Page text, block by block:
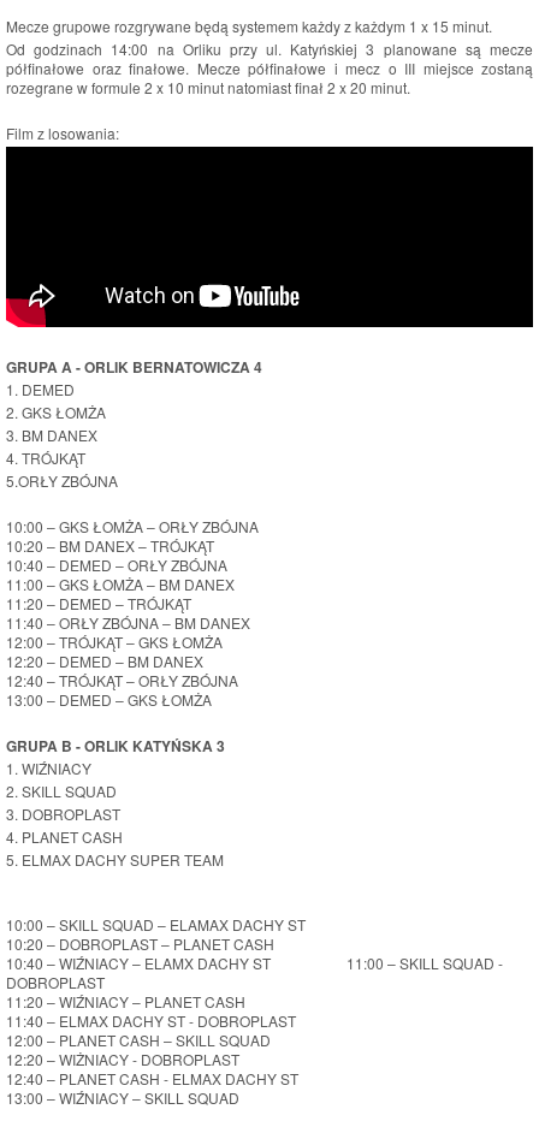
Mecze grupowe rozgrywane będą systemem każdy z każdym 1 x 15 minut.
Od godzinach 14:00 na Orliku przy ul. Katyńskiej 3 planowane są mecze
półfinałowe oraz finałowe. Mecze półfinałowe i mecz o III miejsce zostaną
rozegrane w formule 2 x 10 minut natomiast finał 2 x 20 minut.
Film z losowania:
GRUPA A - ORLIK BERNATOWICZA 4
1. DEMED
2. GKS ŁOMŻA
3. BM DANEX
4. TRÓJKĄT
5.ORŁY ZBÓJNA
10:00 – GKS ŁOMŻA – ORŁY ZBÓJNA
10:20 – BM DANEX – TRÓJKĄT
10:40 – DEMED – ORŁY ZBÓJNA
11:00 – GKS ŁOMŻA – BM DANEX
11:20 – DEMED – TRÓJKĄT
11:40 – ORŁY ZBÓJNA – BM DANEX
12:00 – TRÓJKĄT – GKS ŁOMŻA
12:20 – DEMED – BM DANEX
12:40 – TRÓJKĄT – ORŁY ZBÓJNA
13:00 – DEMED – GKS ŁOMŻA
GRUPA B - ORLIK KATYŃSKA 3
1. WIŹNIACY
2. SKILL SQUAD
3. DOBROPLAST
4. PLANET CASH
5. ELMAX DACHY SUPER TEAM
10:00 – SKILL SQUAD – ELAMAX DACHY ST
10:20 – DOBROPLAST – PLANET CASH
10:40 – WIŹNIACY – ELAMX DACHY ST 11:00 – SKILL SQUAD -
DOBROPLAST
11:20 – WIŹNIACY – PLANET CASH
11:40 – ELMAX DACHY ST - DOBROPLAST
12:00 – PLANET CASH – SKILL SQUAD
12:20 – WIŻNIACY - DOBROPLAST
12:40 – PLANET CASH - ELMAX DACHY ST
13:00 – WIŹNIACY – SKILL SQUAD